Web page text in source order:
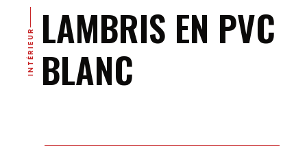
INTÉRIEUR LAMBRIS EN PVC
BLANC